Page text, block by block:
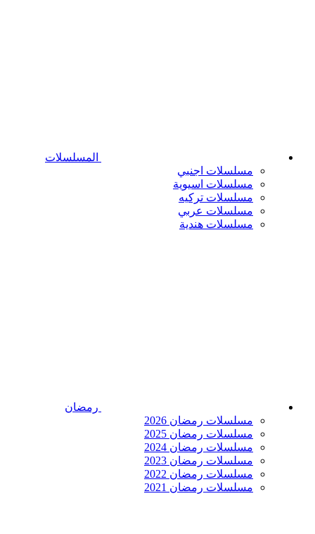
المسلسلات
مسلسلات اجنبي
مسلسلات اسيوية
مسلسلات تركيه
مسلسلات عربي
مسلسلات هندية
رمضان
مسلسلات رمضان 2026
مسلسلات رمضان 2025
مسلسلات رمضان 2024
مسلسلات رمضان 2023
مسلسلات رمضان 2022
مسلسلات رمضان 2021